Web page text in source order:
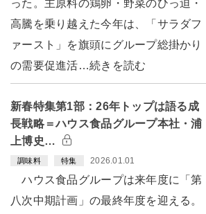
った。主原料の鶏卵・野菜のひっ迫・
高騰を乗り越えた今年は、「サラダフ
ァースト」を旗頭にグループ総掛かり
の需要促進活…続きを読む
新春特集第1部：26年トップは語る成
長戦略＝ハウス食品グループ本社・浦
上博史…
調味料 特集 2026.01.01
ハウス食品グループは来年度に「第
八次中期計画」の最終年度を迎える。